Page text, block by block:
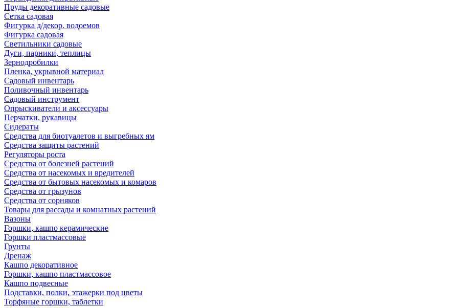
Пруды декоративные садовые
Сетка садовая
Фигурка д/декор. водоемов
Фигурка садовая
Светильники садовые
Дуги, парники, теплицы
Зернодробилки
Пленка, укрывной материал
Садовый инвентарь
Поливочный инвентарь
Садовый инструмент
Опрыскиватели и аксессуары
Перчатки, рукавицы
Сидераты
Средства для биотуалетов и выгребных ям
Средства защиты растений
Регуляторы роста
Средства от болезней растений
Средства от насекомых и вредителей
Средства от бытовых насекомых и комаров
Средства от грызунов
Средства от сорняков
Товары для рассады и комнатных растений
Вазоны
Горшки, кашпо керамические
Горшки пластмассовые
Грунты
Дренаж
Кашпо декоративное
Горшки, кашпо пластмассовое
Кашпо подвесные
Подставки, полки, этажерки под цветы
Торфяные горшки, таблетки